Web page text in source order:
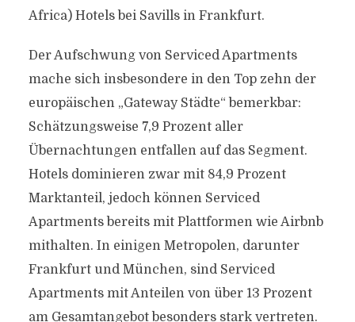
Africa) Hotels bei Savills in Frankfurt.
Der Aufschwung von Serviced Apartments
mache sich insbesondere in den Top zehn der
europäischen „Gateway Städte“ bemerkbar:
Schätzungsweise 7,9 Prozent aller
Übernachtungen entfallen auf das Segment.
Hotels dominieren zwar mit 84,9 Prozent
Marktanteil, jedoch können Serviced
Apartments bereits mit Plattformen wie Airbnb
mithalten. In einigen Metropolen, darunter
Frankfurt und München, sind Serviced
Apartments mit Anteilen von über 13 Prozent
am Gesamtangebot besonders stark vertreten.